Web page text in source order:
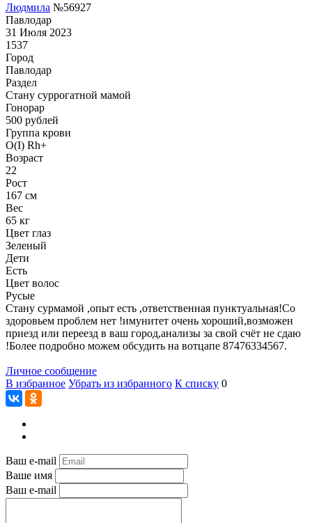
Людмила №56927
Павлодар
31 Июля 2023
1537
Город
Павлодар
Раздел
Cтану суррогатной мамой
Гонoрар
500 рублей
Группа крови
O(I) Rh+
Возраст
22
Рост
167 см
Вес
65 кг
Цвет глаз
Зеленый
Дети
Есть
Цвет волос
Русые
Стану сурмамой ,опыт есть ,ответственная пунктуальная!Со
здоровьем проблем нет !имунитет очень хороший,возможен
приезд или переезд в ваш город,анализы за свой счёт не сдаю
!Более подробно можем обсудить на вотцапе 87476334567.
Личное сообщение
В избранное Убрать из избранного К списку 0
Ваш e-mail
Ваше имя
Ваш e-mail